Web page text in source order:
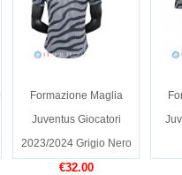
Formazione Maglia
Juventus Giocatori
2023/2024 Grigio Nero
€32.00